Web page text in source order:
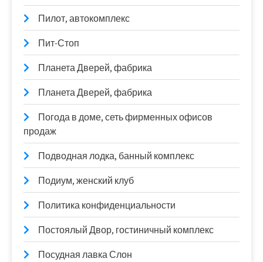
Пилот, автокомплекс
Пит-Стоп
Планета Дверей, фабрика
Планета Дверей, фабрика
Погода в доме, сеть фирменных офисов
продаж
Подводная лодка, банный комплекс
Подиум, женский клуб
Политика конфиденциальности
Постоялый Двор, гостиничный комплекс
Посудная лавка Слон